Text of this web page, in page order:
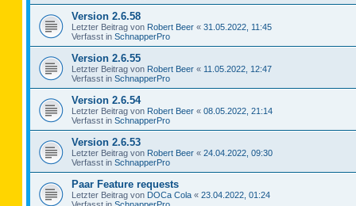
Version 2.6.58
Letzter Beitrag von Robert Beer « 31.05.2022, 11:45
Verfasst in SchnapperPro
Version 2.6.55
Letzter Beitrag von Robert Beer « 11.05.2022, 12:47
Verfasst in SchnapperPro
Version 2.6.54
Letzter Beitrag von Robert Beer « 08.05.2022, 21:14
Verfasst in SchnapperPro
Version 2.6.53
Letzter Beitrag von Robert Beer « 24.04.2022, 09:30
Verfasst in SchnapperPro
Paar Feature requests
Letzter Beitrag von DOCa Cola « 23.04.2022, 01:24
Verfasst in SchnapperPro